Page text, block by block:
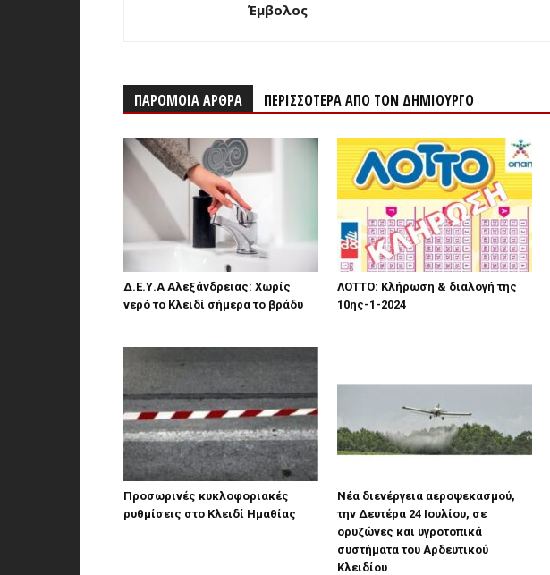
Έμβολος
ΠΑΡΟΜΟΙΑ ΑΡΘΡΑ ΠΕΡΙΣΣΟΤΕΡΑ ΑΠΟ ΤΟΝ ΔΗΜΙΟΥΡΓΟ
Δ.Ε.Υ.Α Αλεξάνδρειας: Χωρίς
νερό το Κλειδί σήμερα το βράδυ
ΛΟΤΤΟ: Κλήρωση & διαλογή της
10ης-1-2024
Προσωρινές κυκλοφοριακές
ρυθμίσεις στο Κλειδί Ημαθίας
Νέα διενέργεια αεροψεκασμού,
την Δευτέρα 24 Ιουλίου, σε
ορυζώνες και υγροτοπικά
συστήματα του Αρδευτικού
Κλειδίου